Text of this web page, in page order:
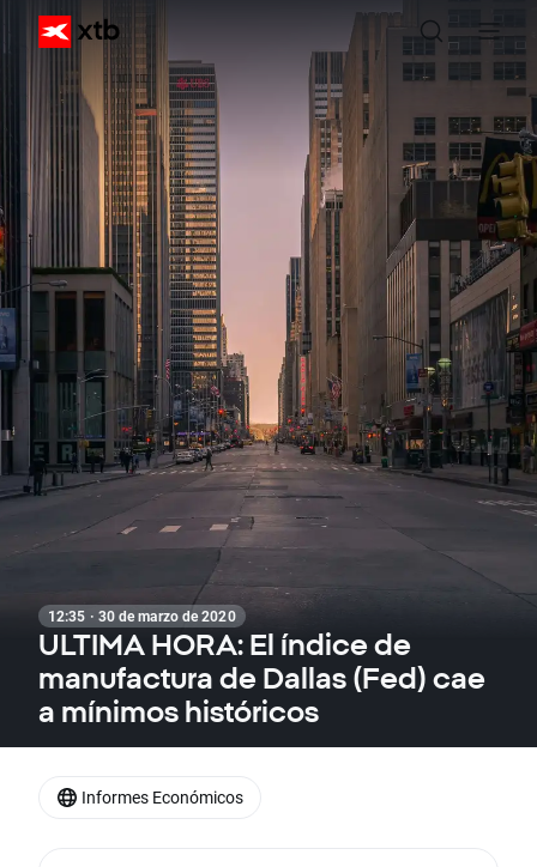
12:35 · 30 de marzo de 2020
ULTIMA HORA: El índice de
manufactura de Dallas (Fed) cae
a mínimos históricos
Informes Económicos